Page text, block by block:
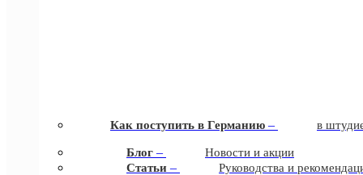
Как поступить в Германию – в
Блог –
Новости и акции
Статьи –
Руководства и